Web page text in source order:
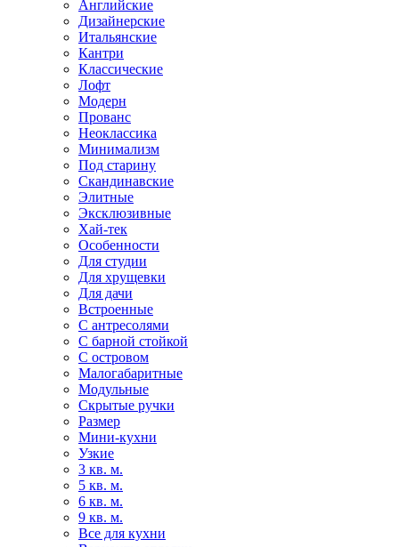
Английские
Дизайнерские
Итальянские
Кантри
Классические
Лофт
Модерн
Прованс
Неоклассика
Минимализм
Под старину
Скандинавские
Элитные
Эксклюзивные
Хай-тек
Особенности
Для студии
Для хрущевки
Для дачи
Встроенные
С антресолями
С барной стойкой
С островом
Малогабаритные
Модульные
Скрытые ручки
Размер
Мини-кухни
Узкие
3 кв. м.
5 кв. м.
6 кв. м.
9 кв. м.
Все для кухни